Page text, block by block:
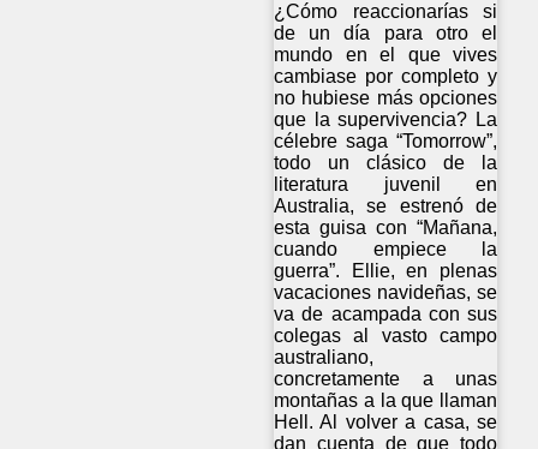
¿Cómo reaccionarías si
de un día para otro el
mundo en el que vives
cambiase por completo y
no hubiese más opciones
que la supervivencia? La
célebre saga “Tomorrow”,
todo un clásico de la
literatura juvenil en
Australia, se estrenó de
esta guisa con “Mañana,
cuando empiece la
guerra”. Ellie, en plenas
vacaciones navideñas, se
va de acampada con sus
colegas al vasto campo
australiano,
concretamente a unas
montañas a la que llaman
Hell. Al volver a casa, se
dan cuenta de que todo